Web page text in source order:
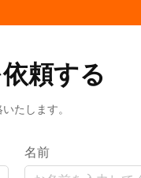
頼する
たします。
名前